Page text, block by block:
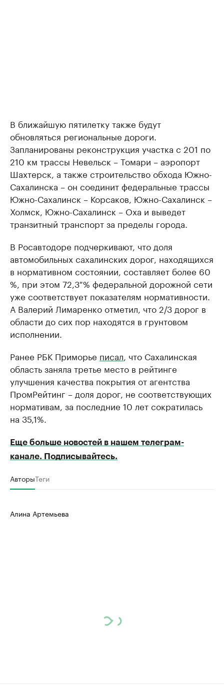
В ближайшую пятилетку также будут
обновляться региональные дороги.
Запланированы реконструкция участка с 201 по
210 км трассы Невельск – Томари – аэропорт
Шахтерск, а также строительство обхода Южно-
Сахалинска – он соединит федеральные трассы
Южно-Сахалинск – Корсаков, Южно-Сахалинск –
Холмск, Южно-Сахалинск – Оха и выведет
транзитный транспорт за пределы города.
В Росавтодоре подчеркивают, что доля
автомобильных сахалинских дорог, находящихся
в нормативном состоянии, составляет более 60
%, при этом 72,3 % федеральной дорожной сети
уже соответствует показателям нормативности.
А Валерий Лимаренко отметил, что 2/3 дорог в
области до сих пор находятся в грунтовом
исполнении.
Ранее РБК Приморье писал , что Сахалинская
область заняла третье место в рейтинге
улучшения качества покрытия от агентства
ПромРейтинг – доля дорог, не соответствующих
нормативам, за последние 10 лет сократилась
на 35,1%.
Еще больше новостей в нашем телеграм-
канале. Подписывайтесь.
АвторыТеги
Алина Артемьева